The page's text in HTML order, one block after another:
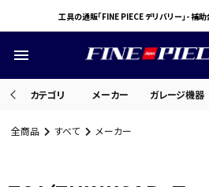
工具の通販「FINE PIECE デリバリー」- 補
menu
カテゴリ メーカー ガレージ機器
全商品 すべて メーカー